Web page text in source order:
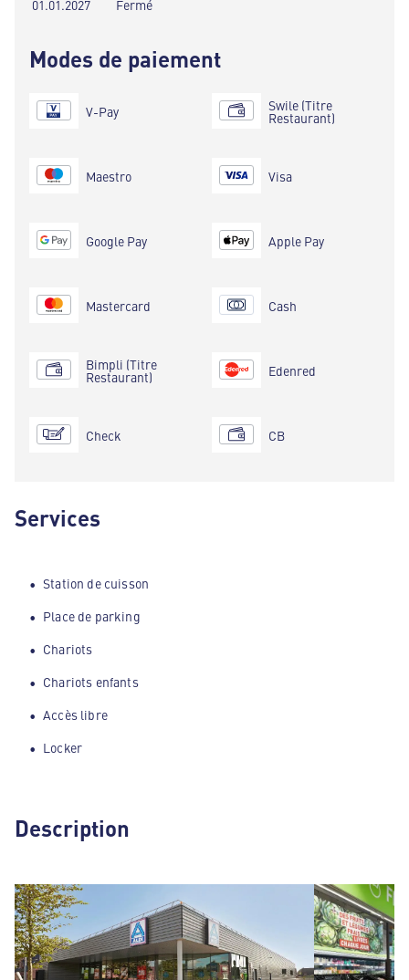
01.01.2027
Fermé
Modes de paiement
V-Pay
Maestro
Google Pay
Mastercard
Bimpli (Titre
Restaurant)
Check
Swile (Titre
Restaurant)
Visa
Apple Pay
Cash
Edenred
CB
Services
Station de cuisson
Place de parking
Chariots
Chariots enfants
Accès libre
Locker
Description